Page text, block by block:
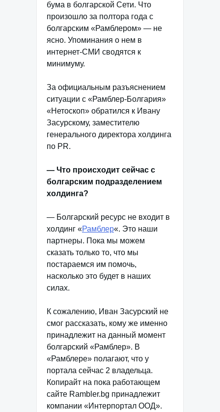
бума в болгарской Сети. Что
произошло за полтора года с
болгарским «Рамблером» — не
ясно. Упоминания о нем в
интернет-СМИ сводятся к
минимуму.
За официальным разъяснением
ситуации с «Рамблер-Болгария»
«Нетоскоп» обратился к Ивану
Засурскому, заместителю
генерального директора холдинга
по PR.
— Что происходит сейчас с
болгарским подразделением
холдинга?
— Болгарский ресурс не входит в
холдинг «Рамблер«. Это наши
партнеры. Пока мы можем
сказать только то, что мы
постараемся им помочь,
насколько это будет в наших
силах.
К сожалению, Иван Засурский не
смог рассказать, кому же именно
принадлежит на данный момент
болгарский «Рамблер». В
«Рамблере» полагают, что у
портала сейчас 2 владельца.
Копирайт на пока работающем
сайте Rambler.bg принадлежит
компании «Интерпортал ООД».